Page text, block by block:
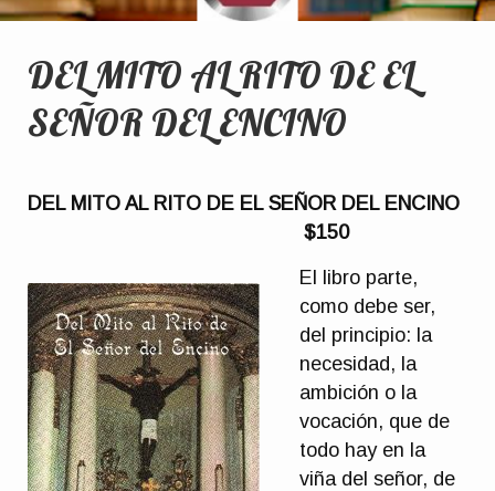
DEL MITO AL RITO DE EL
SEÑOR DEL ENCINO
DEL MITO AL RITO DE EL SEÑOR DEL ENCINO
$150
El libro parte,
como debe ser,
del principio: la
necesidad, la
ambición o la
vocación, que de
todo hay en la
viña del señor, de